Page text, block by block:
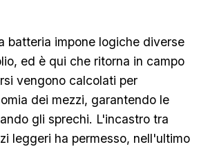
batteria impone logiche diverse
ed è qui che ritorna in campo
vengono calcolati per
dei mezzi, garantendo le
gli sprechi. L'incastro tra
leggeri ha permesso, nell'ultimo